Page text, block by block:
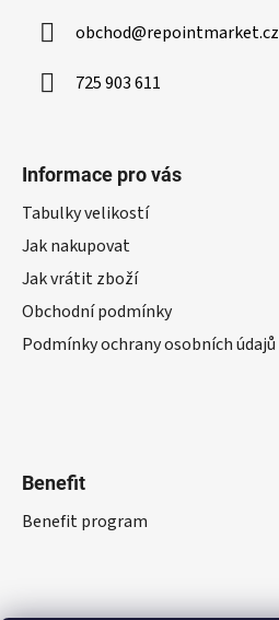
obchod@repointmarket.cz
725 903 611
Informace pro vás
Tabulky velikostí
Jak nakupovat
Jak vrátit zboží
Obchodní podmínky
Podmínky ochrany osobních údajů
Benefit
Benefit program